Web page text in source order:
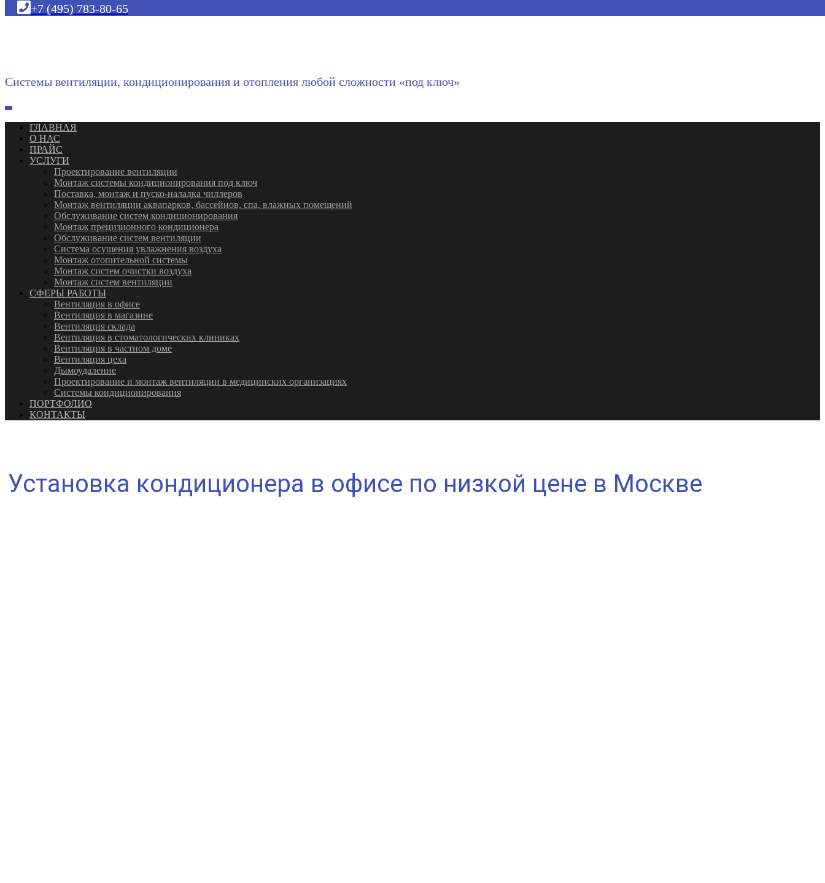
+7 (495) 783-80-65
Системы вентиляции, кондиционирования и отопления любой сложности «под ключ»
ГЛАВНАЯ
О НАС
ПРАЙС
УСЛУГИ
Проектирование вентиляции
Монтаж системы кондиционирования под ключ
Поставка, монтаж и пуско-наладка чиллеров
Монтаж вентиляции аквапарков, бассейнов, спа, влажных помещений
Обслуживание систем кондиционирования
Монтаж прецизионного кондиционера
Обслуживание систем вентиляции
Система осушения увлажнения воздуха
Монтаж отопительной системы
Монтаж систем очистки воздуха
Монтаж систем вентиляции
СФЕРЫ РАБОТЫ
Вентиляция в офисе
Вентиляция в магазине
Вентиляция склада
Вентиляция в стоматологических клиниках
Вентиляция в частном доме
Вентиляция цеха
Дымоудаление
Проектирование и монтаж вентиляции в медицинских организациях
Системы кондиционирования
ПОРТФОЛИО
КОНТАКТЫ
Установка кондиционера в офисе по низкой цене в Москве